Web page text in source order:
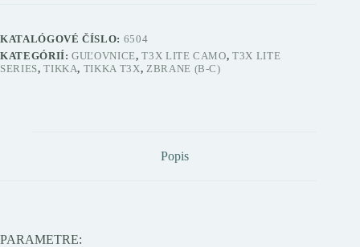
KATALÓGOVÉ ČÍSLO: 6504
KATEGÓRIÍ:GUĽOVNICE,T3X LITE CAMO,T3X LITE
SERIES,TIKKA, TIKKA T3X, ZBRANE (B-C)
Popis
PARAMETRE: